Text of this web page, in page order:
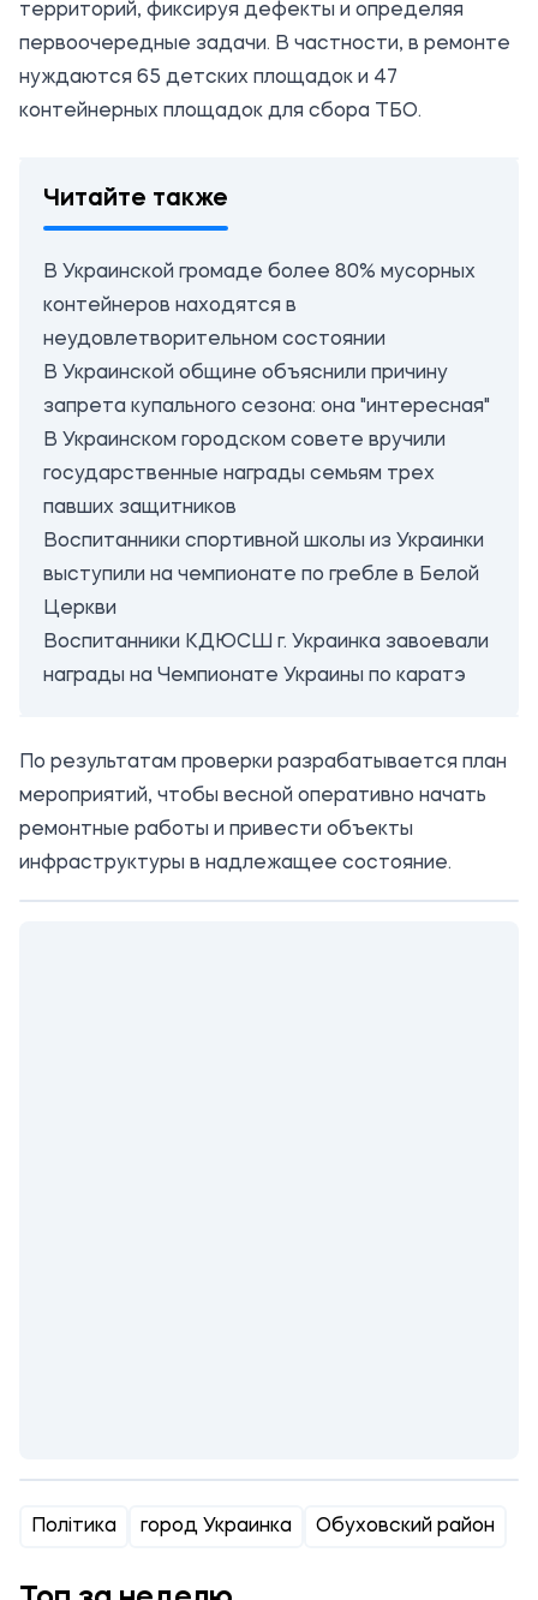
территорий, фиксируя дефекты и определяя
первоочередные задачи. В частности, в ремонте
нуждаются 65 детских площадок и 47
контейнерных площадок для сбора ТБО.
Читайте также
В Украинской громаде более 80% мусорных
контейнеров находятся в
неудовлетворительном состоянии
В Украинской общине объяснили причину
запрета купального сезона: она "интересная"
В Украинском городском совете вручили
государственные награды семьям трех
павших защитников
Воспитанники спортивной школы из Украинки
выступили на чемпионате по гребле в Белой
Церкви
Воспитанники КДЮСШ г. Украинка завоевали
награды на Чемпионате Украины по каратэ
По результатам проверки разрабатывается план
мероприятий, чтобы весной оперативно начать
ремонтные работы и привести объекты
инфраструктуры в надлежащее состояние.
Політика город Украинка Обуховский район